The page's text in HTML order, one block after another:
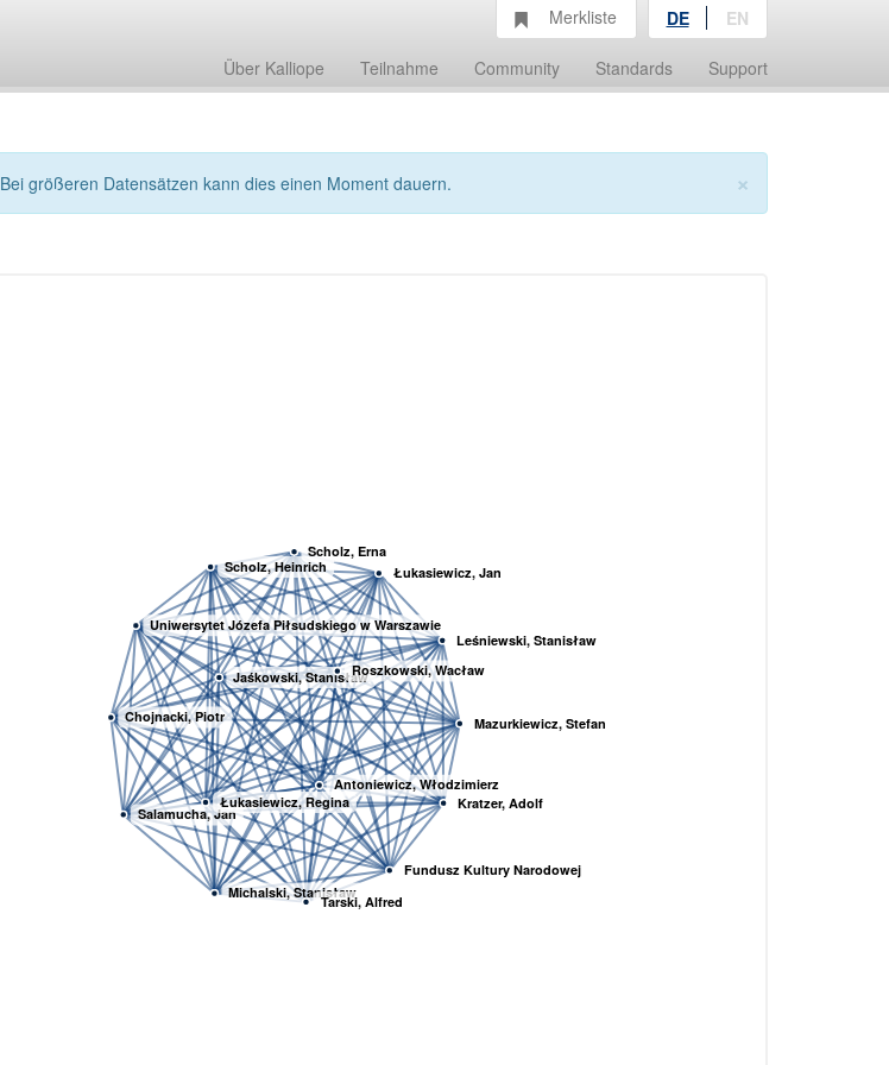
Über Kalliope Teilnahme Community Standards Support
Merkliste DE EN
×
Bei größeren Datensätzen kann dies einen Moment dauern.
Michalski, Stanisław
Jaśkowski, Stanisław
Leśniewski, Stanisław
Łukasiewicz, Jan
Scholz, Erna
Tarski, Alfred
Chojnacki, Piotr
Salamucha, Jan
Mazurkiewicz, Stefan
Fundusz Kultury Narodowej
Łukasiewicz, Regina
Roszkowski, Wacław
Antoniewicz, Włodzimierz
Uniwersytet Józefa Piłsudskiego w Warszawie
Scholz, Heinrich
Kratzer, Adolf